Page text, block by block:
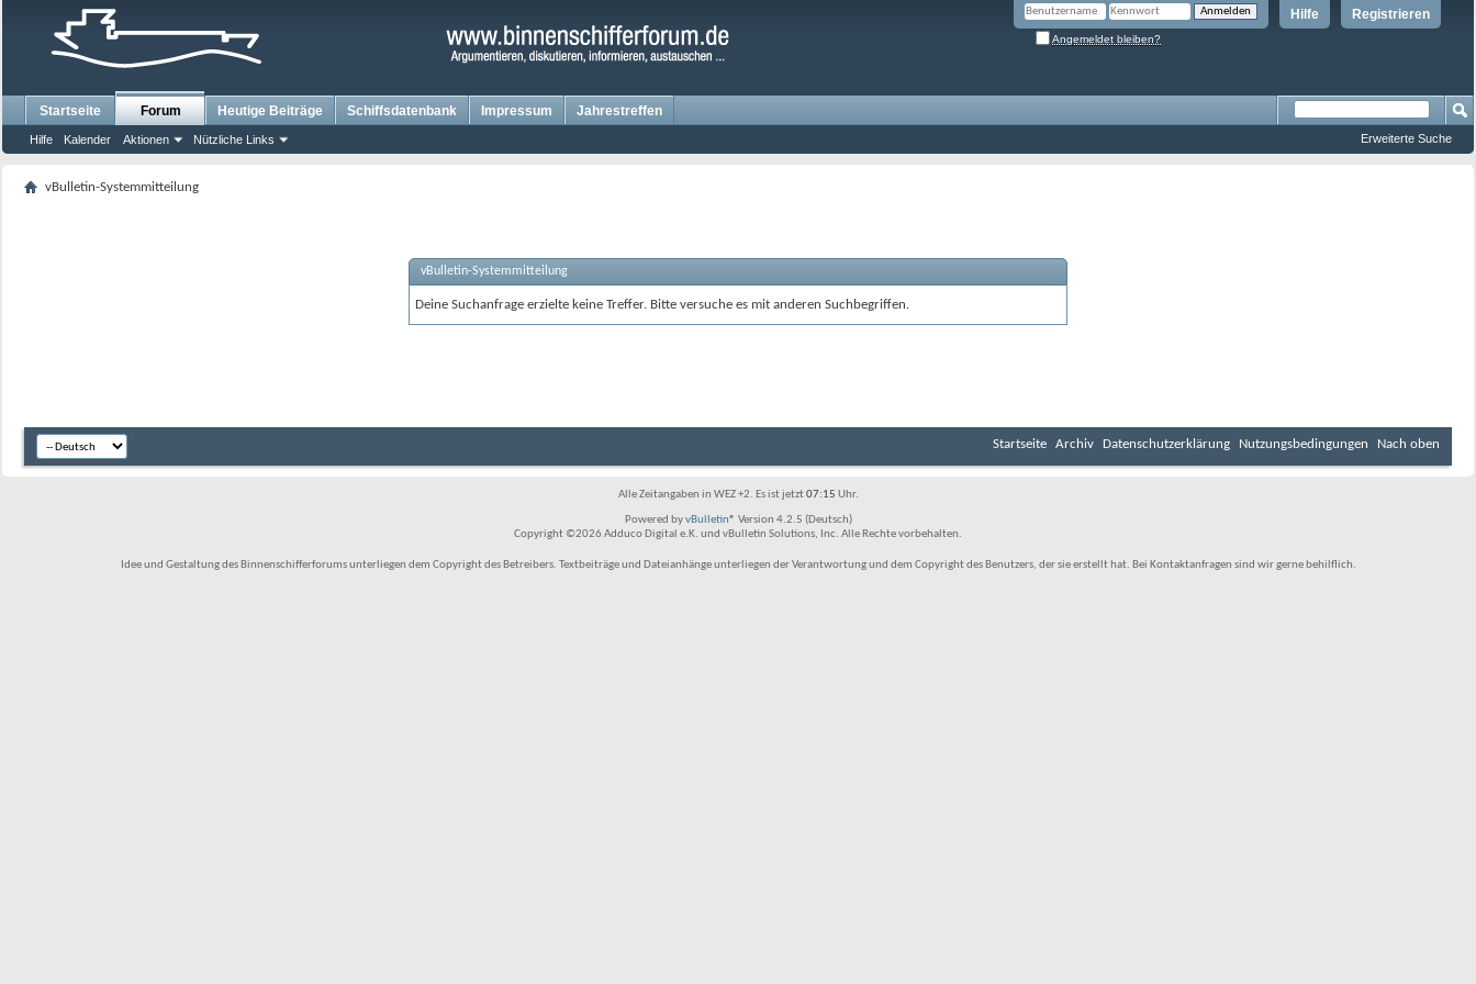
Registrieren
Hilfe
Angemeldet bleiben?
Startseite Forum
Hilfe Kalender Aktionen Nützliche Links
Heutige Beiträge Schiffsdatenbank Impressum Jahrestreffen
Erweiterte Suche
vBulletin-Systemmitteilung
vBulletin-Systemmitteilung
Deine Suchanfrage erzielte keine Treffer. Bitte versuche es mit anderen Suchbegriffen.
Startseite Archiv Datenschutzerklärung Nutzungsbedingungen Nach oben
Alle Zeitangaben in WEZ +2. Es ist jetzt07:15 Uhr.
Powered byvBulletin® Version 4.2.5 (Deutsch)
Copyright ©2026 Adduco Digital e.K. und vBulletin Solutions, Inc. Alle Rechte vorbehalten.
Idee und Gestaltung des Binnenschifferforums unterliegen dem Copyright des Betreibers. Textbeiträge und Dateianhänge unterliegen der Verantwortung und dem Copyright des Benutzers, der sie erstellt hat. Bei Kontaktanfragen sind wir gerne behilflich.